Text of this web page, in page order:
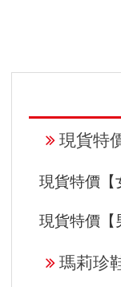
現貨特
現貨特價【
現貨特價【
瑪莉珍